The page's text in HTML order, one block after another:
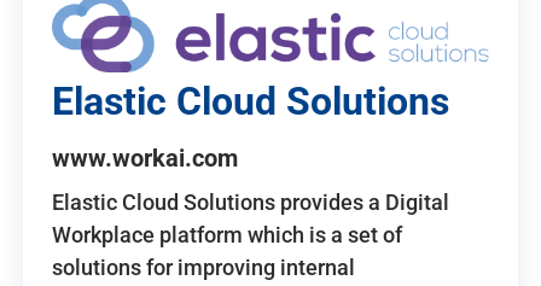
Elastic Cloud Solutions
www.workai.com
Elastic Cloud Solutions provides a Digital
Workplace platform which is a set of
solutions for improving internal